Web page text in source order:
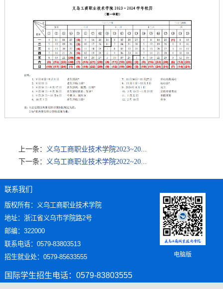
上一条：
义乌工商职业技术学院2023~20...
下一条：
义乌工商职业技术学院2022~20...
联系我们
版权所有：义乌工商职业技术学院
地址：浙江省义乌市学院路2号
邮编：322000
联系电话：0579-83803513
招生就业处：0579-85633555
国际学生招生电话：0579-83803555
电脑版